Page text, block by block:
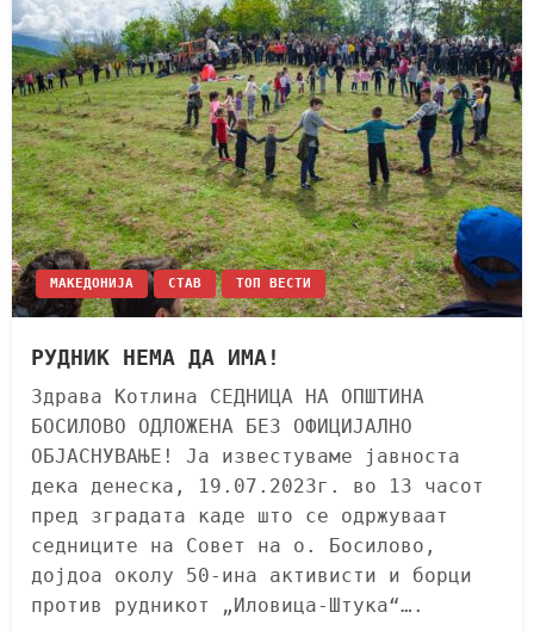
МАКЕДОНИЈА СТАВ ТОП ВЕСТИ
РУДНИК НЕМА ДА ИМА!
Здрава Котлина СЕДНИЦА НА ОПШТИНА
БОСИЛОВО ОДЛОЖЕНА БЕЗ ОФИЦИЈАЛНО
ОБЈАСНУВАЊЕ! Ја известуваме јавноста
дека денеска, 19.07.2023г. во 13 часот
пред зградата каде што се одржуваат
седниците на Совет на о. Босилово,
дојдоа околу 50-ина активисти и борци
против рудникот „Иловица-Штука“….